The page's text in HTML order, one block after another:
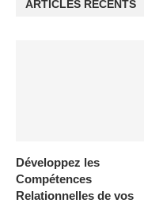
ARTICLES RÉCENTS
Développez les
Compétences
Relationnelles de vos